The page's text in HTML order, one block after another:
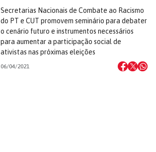
Secretarias Nacionais de Combate ao Racismo
do PT e CUT promovem seminário para debater
o cenário futuro e instrumentos necessários
para aumentar a participação social de
ativistas nas próximas eleições
06/04/2021